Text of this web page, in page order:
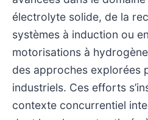
électrolyte solide, de la
systèmes à induction ou
motorisations à
des approches explorées
industriels. Ces efforts
contexte concurrentiel